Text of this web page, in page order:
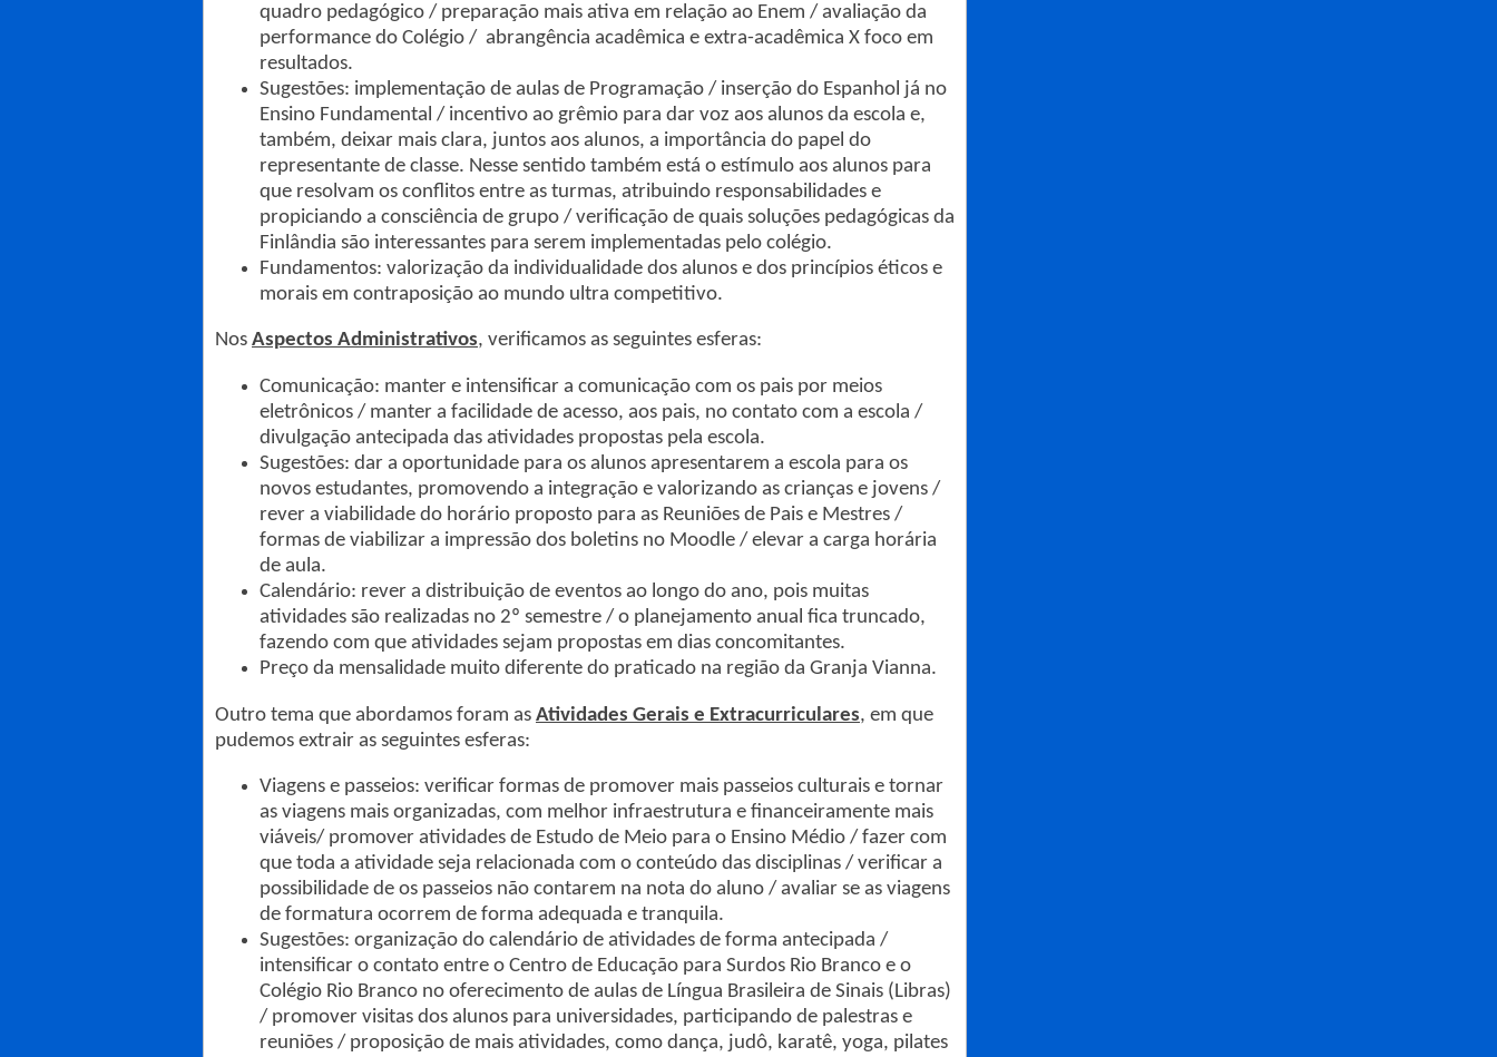
quadro pedagógico / preparação mais ativa em relação ao Enem / avaliação da
performance do Colégio / abrangência acadêmica e extra-acadêmica X foco em
resultados.
Sugestões: implementação de aulas de Programação / inserção do Espanhol já no
Ensino Fundamental / incentivo ao grêmio para dar voz aos alunos da escola e,
também, deixar mais clara, juntos aos alunos, a importância do papel do
representante de classe. Nesse sentido também está o estímulo aos alunos para
que resolvam os conflitos entre as turmas, atribuindo responsabilidades e
propiciando a consciência de grupo / verificação de quais soluções pedagógicas da
Finlândia são interessantes para serem implementadas pelo colégio.
Fundamentos: valorização da individualidade dos alunos e dos princípios éticos e
morais em contraposição ao mundo ultra competitivo.
Nos Aspectos Administrativos, verificamos as seguintes esferas:
Comunicação: manter e intensificar a comunicação com os pais por meios
eletrônicos / manter a facilidade de acesso, aos pais, no contato com a escola /
divulgação antecipada das atividades propostas pela escola.
Sugestões: dar a oportunidade para os alunos apresentarem a escola para os
novos estudantes, promovendo a integração e valorizando as crianças e jovens /
rever a viabilidade do horário proposto para as Reuniões de Pais e Mestres /
formas de viabilizar a impressão dos boletins no Moodle / elevar a carga horária
de aula.
Calendário: rever a distribuição de eventos ao longo do ano, pois muitas
atividades são realizadas no 2º semestre / o planejamento anual fica truncado,
fazendo com que atividades sejam propostas em dias concomitantes.
Preço da mensalidade muito diferente do praticado na região da Granja Vianna.
Outro tema que abordamos foram as Atividades Gerais e Extracurriculares, em que
pudemos extrair as seguintes esferas:
Viagens e passeios: verificar formas de promover mais passeios culturais e tornar
as viagens mais organizadas, com melhor infraestrutura e financeiramente mais
viáveis/ promover atividades de Estudo de Meio para o Ensino Médio / fazer com
que toda a atividade seja relacionada com o conteúdo das disciplinas / verificar a
possibilidade de os passeios não contarem na nota do aluno / avaliar se as viagens
de formatura ocorrem de forma adequada e tranquila.
Sugestões: organização do calendário de atividades de forma antecipada /
intensificar o contato entre o Centro de Educação para Surdos Rio Branco e o
Colégio Rio Branco no oferecimento de aulas de Língua Brasileira de Sinais (Libras)
/ promover visitas dos alunos para universidades, participando de palestras e
reuniões / proposição de mais atividades, como dança, judô, karatê, yoga, pilates